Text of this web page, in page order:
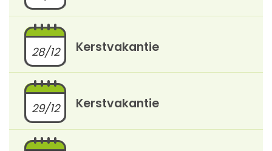
28/12 Kerstvakantie
29/12 Kerstvakantie